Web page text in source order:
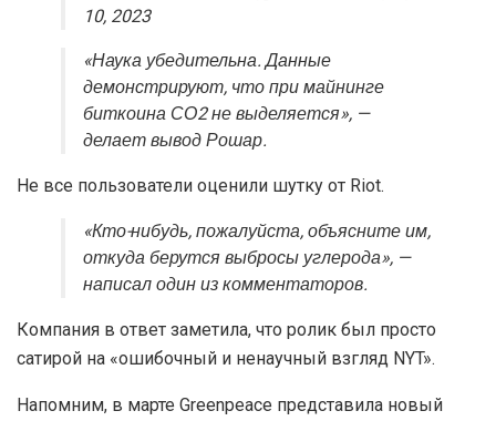
10, 2023
«Наука убедительна. Данные
демонстрируют, что при майнинге
биткоина СО2 не выделяется», —
делает вывод Рошар.
Не все пользователи оценили шутку от Riot.
«Кто-нибудь, пожалуйста, объясните им,
откуда берутся выбросы углерода», —
написал один из комментаторов.
Компания в ответ заметила, что ролик был просто
сатирой на «ошибочный и ненаучный взгляд NYT».
Напомним, в марте Greenpeace представила новый